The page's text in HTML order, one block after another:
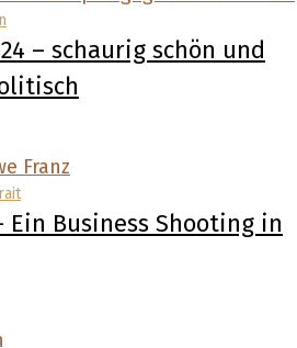
– schaurig schön und
Ein Business Shooting in